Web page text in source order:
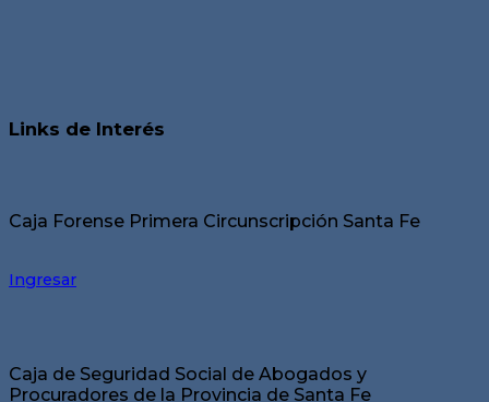
Links de Interés
Caja Forense Primera Circunscripción Santa Fe
Ingresar
Caja de Seguridad Social de Abogados y
Procuradores de la Provincia de Santa Fe